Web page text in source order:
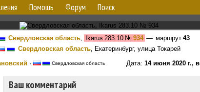
Помощь Форум Поиск
Свердловская область, Ikarus 283.10№ 934 — маршрут 43
Свердловская область, Екатеринбург, улица Токарей
· Свердловская областьДата: 14 июня 2020 г.,
Ваш комментарий